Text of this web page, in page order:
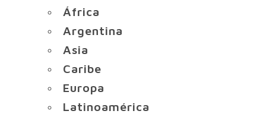
África
Argentina
Asia
Caribe
Europa
Latinoamérica